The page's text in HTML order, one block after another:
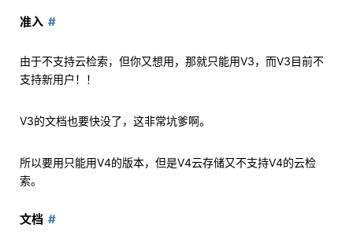
准入
由于不支持云检索，但你又想用，那就只能用V3，而V3目前不
支持新用户！！
V3的文档也要快没了，这非常坑爹啊。
所以要用只能用V4的版本，但是V4云存储又不支持V4的云检
索。
文档